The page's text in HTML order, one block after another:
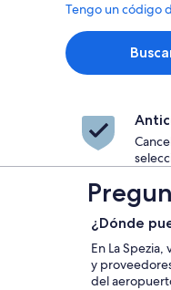
Tengo un código
¿Dónde
En La
y
del